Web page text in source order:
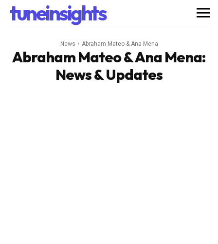
tuneinsights
News Abraham Mateo & Ana Mena
Abraham Mateo & Ana Mena:
News & Updates